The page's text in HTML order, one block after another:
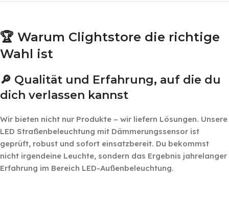
🏆 Warum Clightstore die richtige
Wahl ist
🔎 Qualität und Erfahrung, auf die du
dich verlassen kannst
Wir bieten nicht nur Produkte – wir liefern Lösungen. Unsere
LED Straßenbeleuchtung mit Dämmerungssensor ist
geprüft, robust und sofort einsatzbereit. Du bekommst
nicht irgendeine Leuchte, sondern das Ergebnis jahrelanger
Erfahrung im Bereich LED-Außenbeleuchtung.